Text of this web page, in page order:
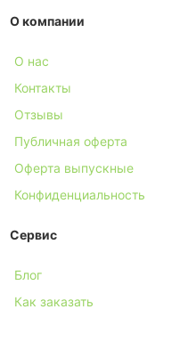
О компании
О нас
Контакты
Отзывы
Публичная оферта
Оферта выпускные
Конфиденциальность
Сервис
Блог
Как заказать